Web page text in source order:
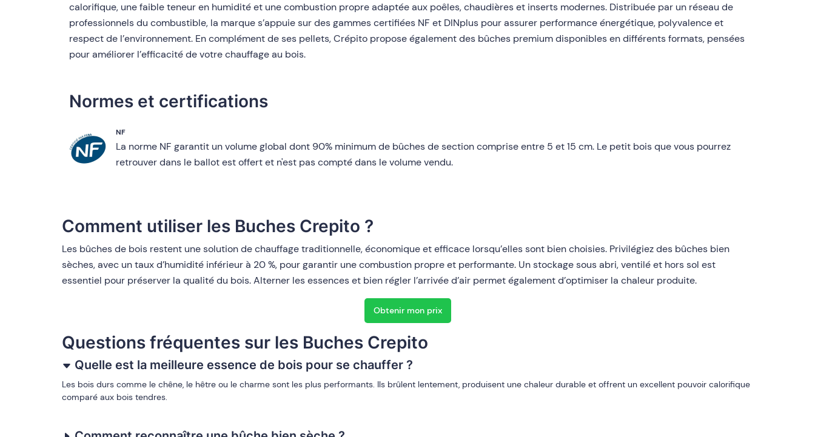
calorifique, une faible teneur en humidité et une combustion propre adaptée aux poêles, chaudières et inserts modernes. Distribuée par un réseau de
professionnels du combustible, la marque s’appuie sur des gammes certifiées NF et DINplus pour assurer performance énergétique, polyvalence et
respect de l’environnement. En complément de ses pellets, Crépito propose également des bûches premium disponibles en différents formats, pensées
pour améliorer l’efficacité de votre chauffage au bois.
Normes et certifications
NF
La norme NF garantit un volume global dont 90% minimum de bûches de section comprise entre 5 et 15 cm. Le petit bois que vous pourrez
retrouver dans le ballot est offert et n'est pas compté dans le volume vendu.
Comment utiliser les Buches Crepito ?
Les bûches de bois restent une solution de chauffage traditionnelle, économique et efficace lorsqu’elles sont bien choisies. Privilégiez des bûches bien
sèches, avec un taux d’humidité inférieur à 20 %, pour garantir une combustion propre et performante. Un stockage sous abri, ventilé et hors sol est
essentiel pour préserver la qualité du bois. Alterner les essences et bien régler l’arrivée d’air permet également d’optimiser la chaleur produite.
Obtenir mon prix
Questions fréquentes sur les Buches Crepito
Quelle est la meilleure essence de bois pour se chauffer ?
Les bois durs comme le chêne, le hêtre ou le charme sont les plus performants. Ils brûlent lentement, produisent une chaleur durable et offrent un excellent pouvoir calorifique
comparé aux bois tendres.